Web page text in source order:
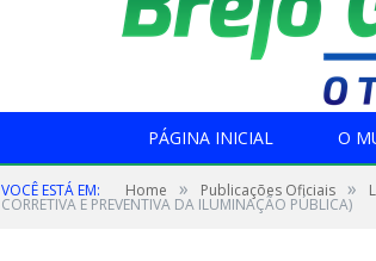
PÁGINA INICIAL O
VOCÊ ESTÁ EM: Home » Publicações Oficiais »
CORRETIVA E PREVENTIVA DA ILUMINAÇÃO PÚBLICA)